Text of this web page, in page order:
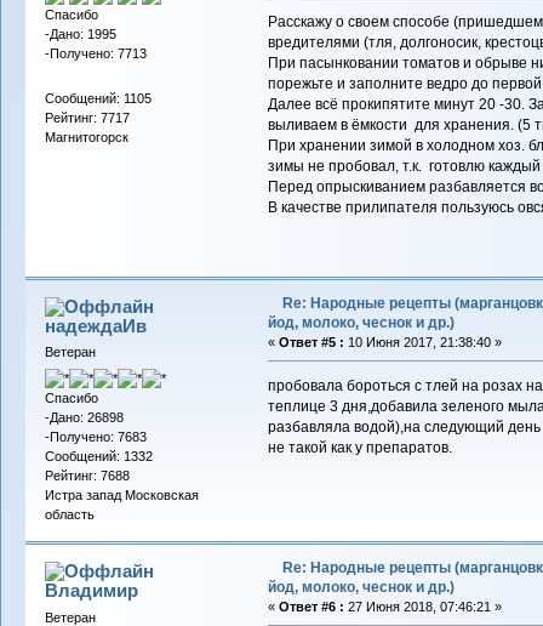
Спасибо
-Дано: 1995
-Получено: 7713
Сообщений: 1105
Рейтинг: 7717
Магнитогорск
Расскажу о своем способе
вредителями (тля, долгоносик,
При пасынковании томатов и обрыве
порежьте и заполните ведро до
Далее всё прокипятите минут 20 -30.
выливаем в ёмкости для хранения. (5
При хранении зимой в холодном хоз.
зимы не пробовал, т.к. готовлю каждый
Перед опрыскиванием разбавляется
В качестве прилипателя пользуюсь
надеждаИв
Ветеран
Спасибо
-Дано: 26898
-Получено: 7683
Сообщений: 1332
Рейтинг: 7688
Истра запад Московская
область
Re: Народные рецепты
йод, молоко, чеснок и др.)
« Ответ #5 : 10 Июня 2017, 21:38:40 »
пробовала бороться с тлей на розах
теплице 3 дня,добавила зеленого
разбавляла водой),на следующий день
не такой как у препаратов.
Владимиp
Ветеран
Re: Народные рецепты
йод, молоко, чеснок и др.)
« Ответ #6 : 27 Июня 2018, 07:46:21 »